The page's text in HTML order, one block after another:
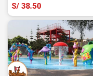
S/ 38.50